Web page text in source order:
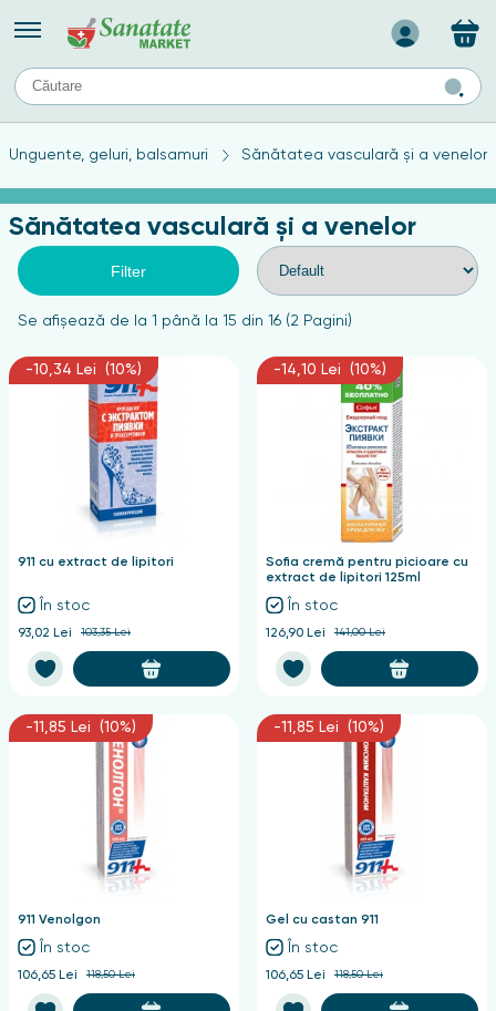
Назад
TIPURI DE TEN
Produse pentru ten mixt
Ten problematic
Produse pentru ten gras
Produse pentru ten sensibil
articulațiilor
Unguente, geluri, balsamuri Sănătatea vasculară și a venelor
Sănătatea vasculară și a venelor
Filter
Se afişează de la 1 până la 15 din 16 (2 Pagini)
-10,34 Lei (10%)
911 cu extract de lipitori
În stoc
93,02 Lei 103,35 Lei
-14,10 Lei (10%)
Sofia cremă pentru picioare cu
extract de lipitori 125ml
În stoc
126,90 Lei 141,00 Lei
-11,85 Lei (10%)
911 Venolgon
În stoc
106,65 Lei 118,50 Lei
-11,85 Lei (10%)
Gel cu castan 911
În stoc
106,65 Lei 118,50 Lei